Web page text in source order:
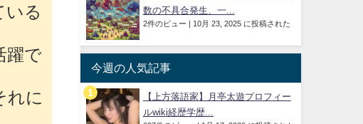
いる
躍で
れに
数の不具合発生、一...
2件のビュー | 10月 23, 2025 に投稿された
今週の人気記事
【上方落語家】月亭太遊プロフィー
ルwiki経歴学歴...